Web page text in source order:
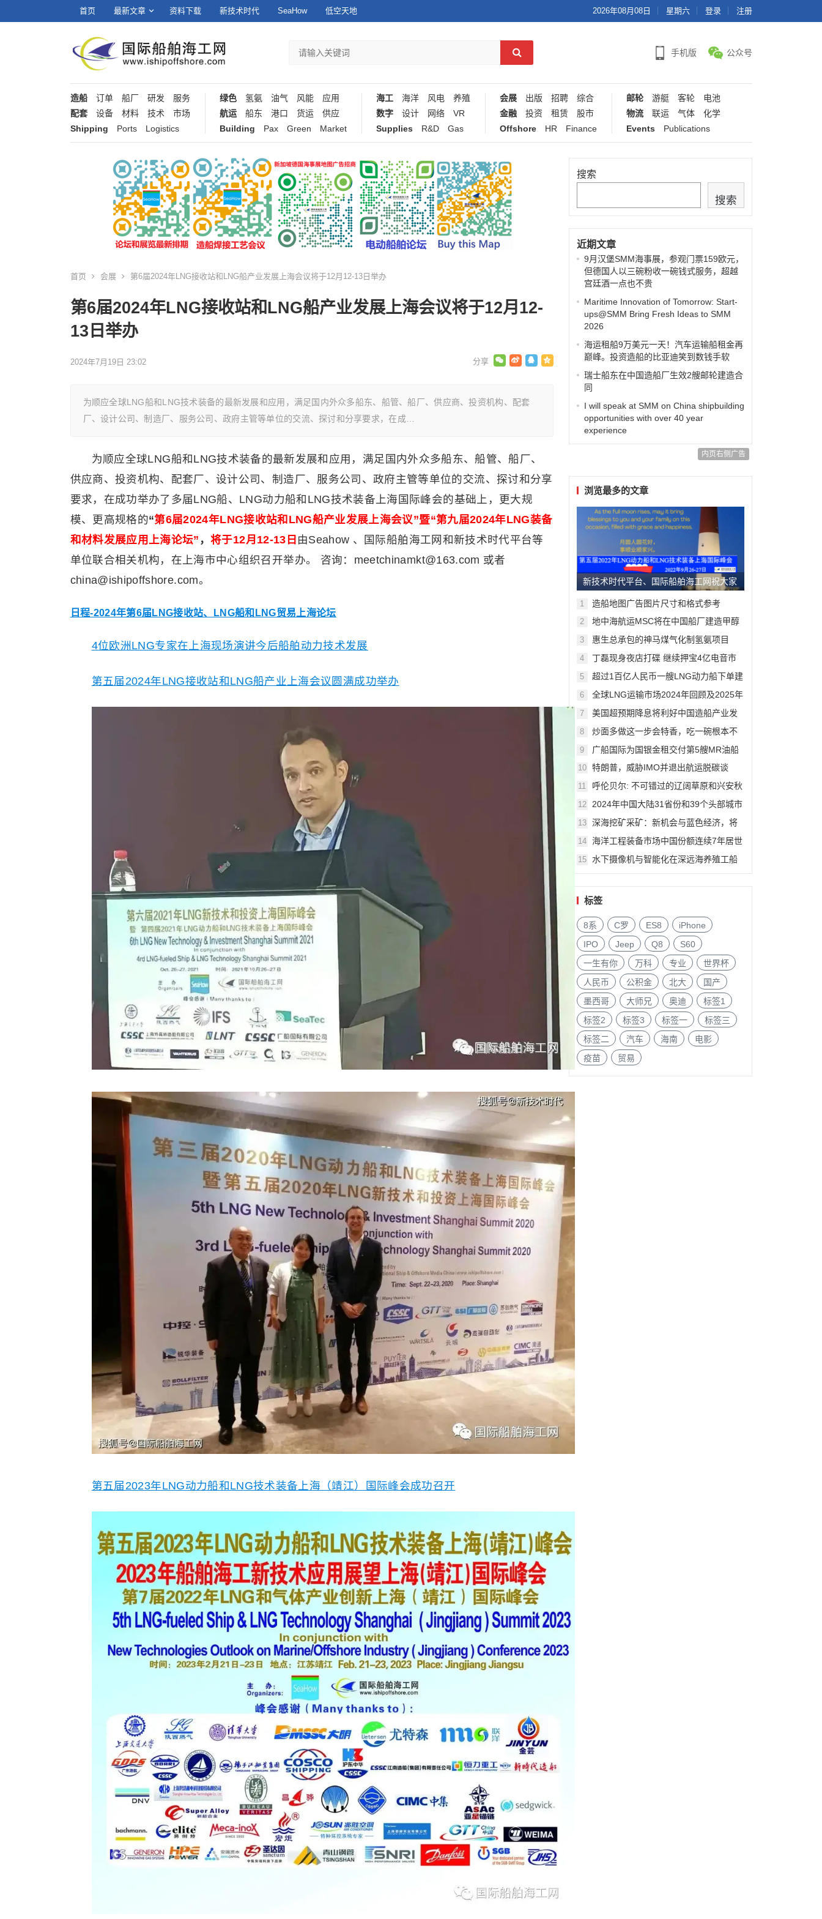
首页 最新文章 资料下载 新技术时代 SeaHow 低空天地 2026年08月08日 星期六 登录 注册
手机版 公众号
造船 订单 船厂 研发
服务
配套
设备 材料 技术
市场
Shipping
Ports Logistics
绿色 氢氨 油气 风能
应用
航运
船东 港口 货运
供应
Building
Pax Green Market
海工 海洋 风电
养殖
数字
设计 网络
VR
Supplies
R&D Gas
会展 出版 招聘
综合
金融
投资 租赁
股市
Offshore
HR Finance
邮轮 游艇 客轮
电池
物流
联运 气体
化学
Events
Publications
首页 会展 第6届2024年LNG接收站和LNG船产业发展上海会议将于12月12-13日举办
第6届2024年LNG接收站和LNG船产业发展上海会议将于12月12-
13日举办
2024年7月19日 23:02
为顺应全球LNG船和LNG技术装备的最新发展和应用，满足国内外众多船东、船管、船厂、供应商、投资机构、配套
厂、设计公司、制造厂、服务公司、政府主管等单位的交流、探讨和分享要求，在成…
为顺应全球LNG船和LNG技术装备的最新发展和应用，满足国内外众多船东、船管、船厂、
供应商、投资机构、配套厂、设计公司、制造厂、服务公司、政府主管等单位的交流、探讨和分享
要求，在成功举办了多届LNG船、LNG动力船和LNG技术装备上海国际峰会的基础上，更大规
模、更高规格的“第6届2024年LNG接收站和LNG船产业发展上海会议”暨“第九届2024年LNG装备
和材料发展应用上海论坛” ，将于12月12-13日 由Seahow 、国际船舶海工网和新技术时代平台等
单位联合相关机构，在上海市中心组织召开举办。 咨询：meetchinamkt@163.com 或者
china@ishipoffshore.com。
日程-2024年第6届LNG接收站、LNG船和LNG贸易上海论坛
4位欧洲LNG专家在上海现场演讲今后船舶动力技术发展
第五届2024年LNG接收站和LNG船产业上海会议圆满成功举办
第五届2023年LNG动力船和LNG技术装备上海（靖江）国际峰会成功召开
搜索
搜索
近期文章
9月汉堡SMM海事展，参观门票159欧元，
但德国人以三碗粉收一碗钱式服务，超越
宫廷酒一点也不贵
Maritime Innovation of Tomorrow: Start-
ups@SMM Bring Fresh Ideas to SMM
2026
海运租船9万美元一天！汽车运输船租金再
巅峰。投资造船的比亚迪笑到数钱手软
瑞士船东在中国造船厂生效2艘邮轮建造合
同
I will speak at SMM on China shipbuilding
opportunities with over 40 year
experience
内页右侧广告
浏览最多的文章
新技术时代平台、国际船舶海工网祝大家
中秋节欢乐！
1 造船地图广告图片尺寸和格式参考
2
地中海航运MSC将在中国船厂建造甲醇
3
惠生总承包的神马煤气化制氢氨项目
4
丁磊现身夜店打碟 继续押宝4亿电音市
5
超过1百亿人民币一艘LNG动力船下单建
6
全球LNG运输市场2024年回顾及2025年
7
美国超预期降息将利好中国造船产业发
8
炒面多做这一步会特香，吃一碗根本不
9 广船国际为国银金租交付第5艘MR油船
10
特朗普，威胁IMO并退出航运脱碳谈
11
呼伦贝尔: 不可错过的辽阔草原和兴安秋
12
2024年中国大陆31省份和39个头部城市
13
深海挖矿采矿：新机会与蓝色经济，将
海船舶海工展会演讲
14
海洋工程装备市场中国份额连续7年居世
15
水下摄像机与智能化在深远海养殖工船
标签
8系 C罗 ES8
iPhone
IPO
Jeep Q8
S60
一生有你
万科 专业
世界杯
人民币
公积金 北大
国产
墨西哥
大师兄 奥迪
标签1
标签2
标签3 标签一
标签三
标签二
汽车 海南
电影
疫苗
贸易